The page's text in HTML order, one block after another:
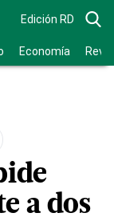
Edición RD
Economía
a dos